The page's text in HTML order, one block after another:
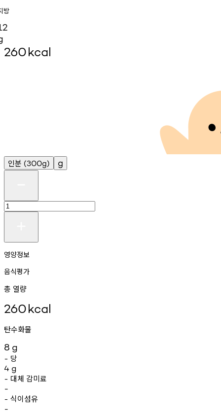
방
260kcal
인분 (300g) g
영양정보
음식평가
총 열량
260kcal
탄수화물
8 g
- 당
4 g
- 대체 감미료
-
- 식이섬유
-